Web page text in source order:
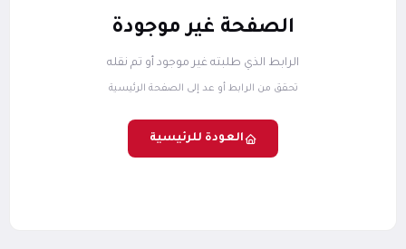
الصفحة غير موجودة
الرابط الذي طلبته غير موجود أو تم نقله
تحقق من الرابط أو عد إلى الصفحة الرئيسية
العودة للرئيسية